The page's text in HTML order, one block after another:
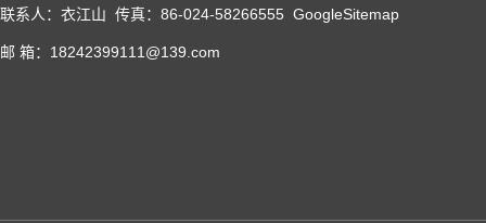
联系人：衣江山 传真：86-024-58266555 GoogleSitemap
邮 箱：18242399111@139.com